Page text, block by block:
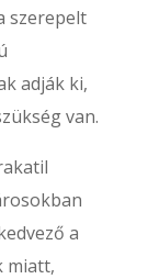
szerepelt
adják ki,
van.
a
miatt,